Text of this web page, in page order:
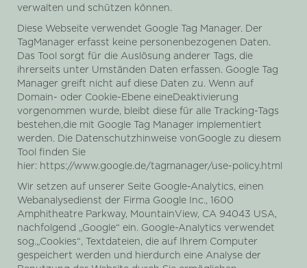
verwalten und schützen können.
Diese Webseite verwendet Google Tag Manager. Der
TagManager erfasst keine personenbezogenen Daten.
Das Tool sorgt für die Auslösung anderer Tags, die
ihrerseits unter Umständen Daten erfassen. Google Tag
Manager greift nicht auf diese Daten zu. Wenn auf
Domain- oder Cookie-Ebene eineDeaktivierung
vorgenommen wurde, bleibt diese für alle Tracking-Tags
bestehen,die mit Google Tag Manager implementiert
werden. Die Datenschutzhinweise vonGoogle zu diesem
Tool finden Sie
hier: https://www.google.de/tagmanager/use-policy.html
Wir setzen auf unserer Seite Google-Analytics, einen
Webanalysedienst der Firma Google Inc., 1600
Amphitheatre Parkway, MountainView, CA 94043 USA,
nachfolgend „Google“ ein. Google-Analytics verwendet
sog.„Cookies“, Textdateien, die auf Ihrem Computer
gespeichert werden und hierdurch eine Analyse der